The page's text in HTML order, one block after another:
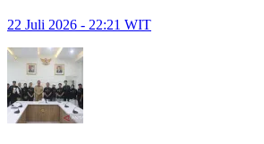
22 Juli 2026 - 22:21 WIT